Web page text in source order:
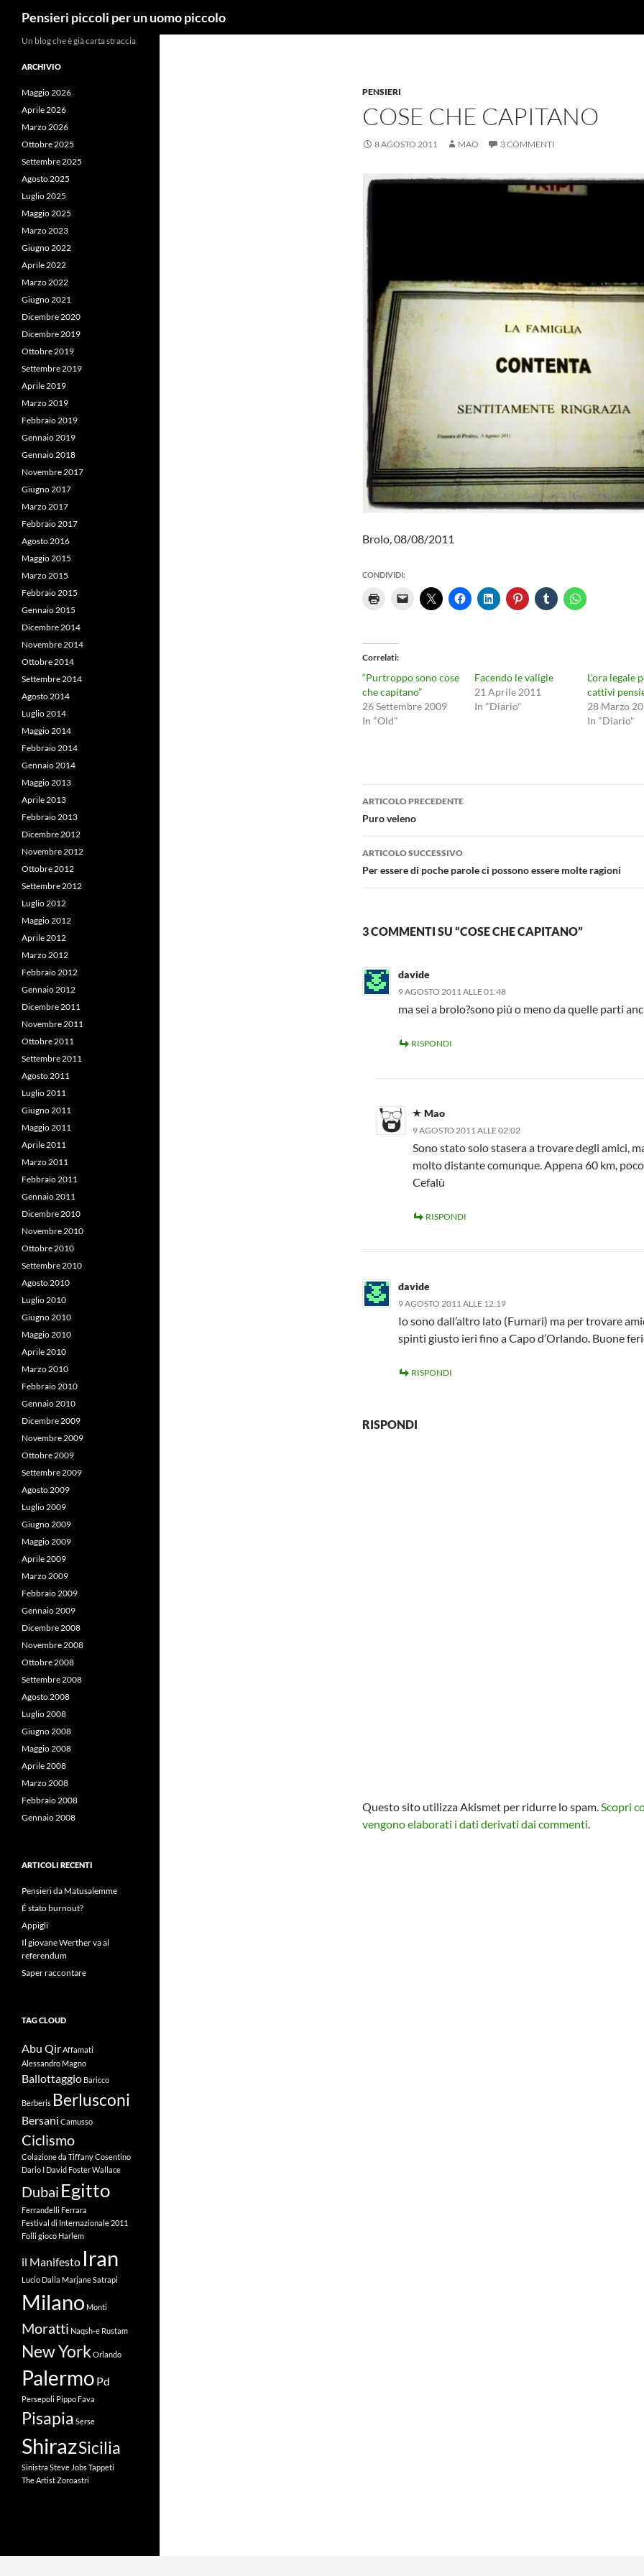
Pensieri piccoli per un uomo piccolo
PENSIERI
COSE CHE CAPITANO
8 AGOSTO 2011 MAO 3 COMMENTI
Brolo, 08/08/2011
CONDIVIDI:
Correlati
“Purtroppo sono cose
che capitano”
26 Settembre 2009
In "Old"
Facendo le valigie
21 Aprile 2011
In "Diario"
L’ora legale
cattivi
28 Marzo
In "Diario"
Navigazione
articolo
ARTICOLO PRECEDENTE
Puro veleno
ARTICOLO SUCCESSIVO
Per essere di poche parole ci possono essere molte ragioni
3 COMMENTI SU “COSE CHE CAPITANO”
davide
9 AGOSTO 2011 ALLE 01:48
ma sei a brolo?sono più o meno da quelle parti
RISPONDI
Mao
9 AGOSTO 2011 ALLE 02:02
Sono stato solo stasera a trovare degli amici,
molto distante comunque. Appena 60 km,
Cefalù
RISPONDI
davide
9 AGOSTO 2011 ALLE 12:19
Io sono dall’altro lato (Furnari) ma per trovare
spinti giusto ieri fino a Capo d’Orlando. Buone
RISPONDI
RISPONDI
Questo sito utilizza Akismet per ridurre lo spam.Scopri
vengono elaborati i dati derivati dai commenti.
Un blog che è già carta straccia
ARCHIVIO
Maggio 2026
Aprile 2026
Marzo 2026
Ottobre 2025
Settembre 2025
Agosto 2025
Luglio 2025
Maggio 2025
Marzo 2023
Giugno 2022
Aprile 2022
Marzo 2022
Giugno 2021
Dicembre 2020
Dicembre 2019
Ottobre 2019
Settembre 2019
Aprile 2019
Marzo 2019
Febbraio 2019
Gennaio 2019
Gennaio 2018
Novembre 2017
Giugno 2017
Marzo 2017
Febbraio 2017
Agosto 2016
Maggio 2015
Marzo 2015
Febbraio 2015
Gennaio 2015
Dicembre 2014
Novembre 2014
Ottobre 2014
Settembre 2014
Agosto 2014
Luglio 2014
Maggio 2014
Febbraio 2014
Gennaio 2014
Maggio 2013
Aprile 2013
Febbraio 2013
Dicembre 2012
Novembre 2012
Ottobre 2012
Settembre 2012
Luglio 2012
Maggio 2012
Aprile 2012
Marzo 2012
Febbraio 2012
Gennaio 2012
Dicembre 2011
Novembre 2011
Ottobre 2011
Settembre 2011
Agosto 2011
Luglio 2011
Giugno 2011
Maggio 2011
Aprile 2011
Marzo 2011
Febbraio 2011
Gennaio 2011
Dicembre 2010
Novembre 2010
Ottobre 2010
Settembre 2010
Agosto 2010
Luglio 2010
Giugno 2010
Maggio 2010
Aprile 2010
Marzo 2010
Febbraio 2010
Gennaio 2010
Dicembre 2009
Novembre 2009
Ottobre 2009
Settembre 2009
Agosto 2009
Luglio 2009
Giugno 2009
Maggio 2009
Aprile 2009
Marzo 2009
Febbraio 2009
Gennaio 2009
Dicembre 2008
Novembre 2008
Ottobre 2008
Settembre 2008
Agosto 2008
Luglio 2008
Giugno 2008
Maggio 2008
Aprile 2008
Marzo 2008
Febbraio 2008
Gennaio 2008
ARTICOLI RECENTI
Pensieri da Matusalemme
É stato burnout?
Appigli
Il giovane Werther va al
referendum
Saper raccontare
TAG CLOUD
Abu QirAffamati
Alessandro Magno
Ballottaggio Baricco
Berberis Berlusconi
Bersani Camusso
Ciclismo
Colazione da TiffanyCosentino
Dario I David Foster Wallace
Dubai Egitto
Ferrandelli Ferrara
Festival di Internazionale 2011
Folli gioco Harlem
il Manifesto Iran
Lucio Dalla Marjane Satrapi
Milano Monti
Moratti Naqsh-e Rustam
New York Orlando
Palermo Pd
Persepoli Pippo Fava
Pisapia Serse
ShirazSicilia
Sinistra Steve JobsTappeti
The ArtistZoroastri